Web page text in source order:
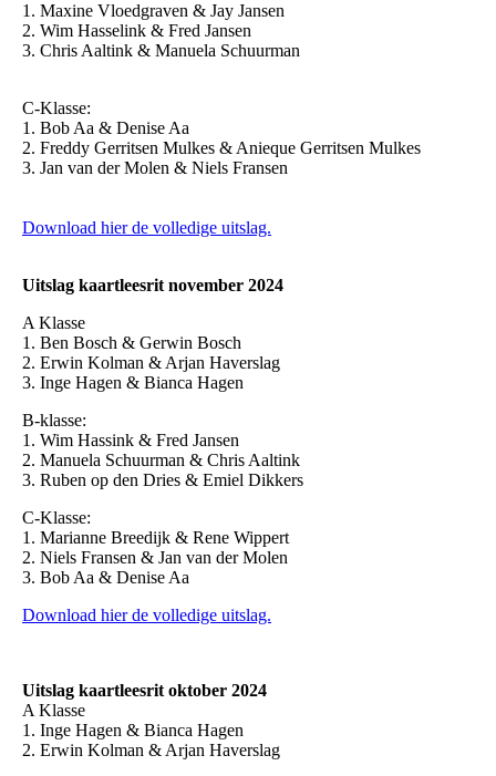
1. Maxine Vloedgraven & Jay Jansen
2. Wim Hasselink & Fred Jansen
3. Chris Aaltink & Manuela Schuurman
C-Klasse:
1. Bob Aa & Denise Aa
2. Freddy Gerritsen Mulkes & Anieque Gerritsen Mulkes
3. Jan van der Molen & Niels Fransen
Download hier de volledige uitslag.
Uitslag kaartleesrit november 2024
A Klasse
1. Ben Bosch & Gerwin Bosch
2. Erwin Kolman & Arjan Haverslag
3. Inge Hagen & Bianca Hagen
B-klasse:
1. Wim Hassink & Fred Jansen
2. Manuela Schuurman & Chris Aaltink
3. Ruben op den Dries & Emiel Dikkers
C-Klasse:
1. Marianne Breedijk & Rene Wippert
2. Niels Fransen & Jan van der Molen
3. Bob Aa & Denise Aa
Download hier de volledige uitslag.
Uitslag kaartleesrit oktober 2024
A Klasse
1. Inge Hagen & Bianca Hagen
2. Erwin Kolman & Arjan Haverslag